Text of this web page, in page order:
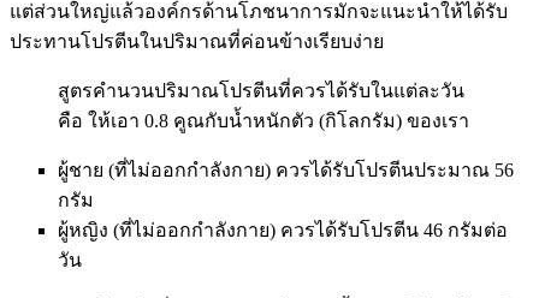
แต่ส่วนใหญ่แล้วองค์กรด้านโภชนาการมักจะแนะนำให้ได้รับ
ประทานโปรตีนในปริมาณที่ค่อนข้างเรียบง่าย
สูตรคำนวนปริมาณโปรตีนที่ควรได้รับในแต่ละวัน
คือ ให้เอา 0.8 คูณกับน้ำหนักตัว (กิโลกรัม) ของเรา
ผู้ชาย (ที่ไม่ออกกำลังกาย) ควรได้รับโปรตีนประมาณ 56
กรัม
ผู้หญิง (ที่ไม่ออกกำลังกาย) ควรได้รับโปรตีน 46 กรัมต่อ
วัน